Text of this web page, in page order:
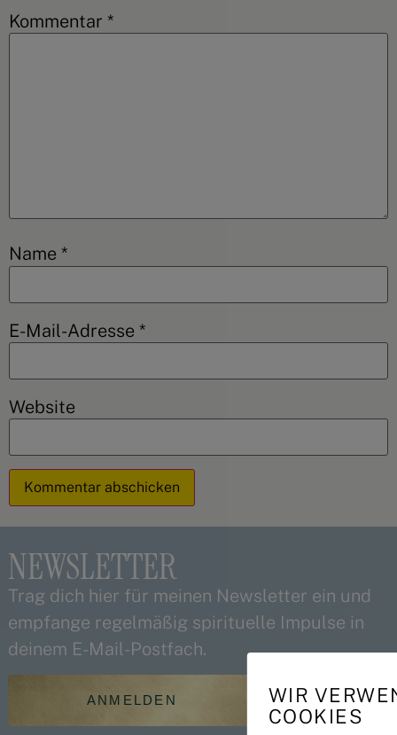
Kommentar *
Name *
E-Mail-Adresse *
Website
Alternative:
NEWSLETTER
Trag dich hier für meinen Newsletter ein und
empfange regelmäßig spirituelle Impulse in
deinem E-Mail-Postfach.
ANMELDEN
WIR
COOKIES